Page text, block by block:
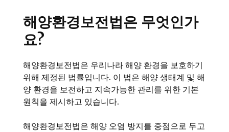
해양환경보전법은 무엇인가
요?
해양환경보전법은 우리나라 해양 환경을 보호하기
위해 제정된 법률입니다. 이 법은 해양 생태계 및 해
양 환경을 보전하고 지속가능한 관리를 위한 기본
원칙을 제시하고 있습니다.
해양환경보전법은 해양 오염 방지를 중점으로 두고